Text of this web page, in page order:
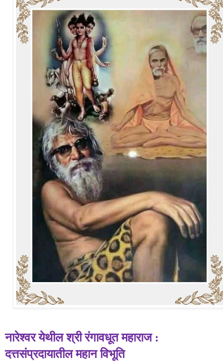
नारेश्वरयेथीलश्रीरंगावधूतमहाराज:
दत्तसंप्रदायातीलमहानविभूति